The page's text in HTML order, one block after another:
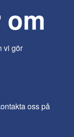
vi gör
oss på